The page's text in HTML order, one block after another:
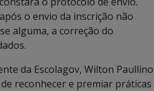
o envio da inscrição não
alguma, a correção do
da Escolagov, Wilton Paullino
reconhecer e premiar práticas